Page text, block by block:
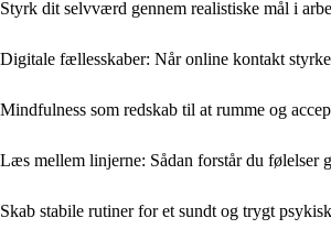
Styrk dit selvværd gennem realistiske mål i
Digitale fællesskaber: Når online kontakt
Mindfulness som redskab til at rumme og
Læs mellem linjerne: Sådan forstår du følelser
Skab stabile rutiner for et sundt og trygt